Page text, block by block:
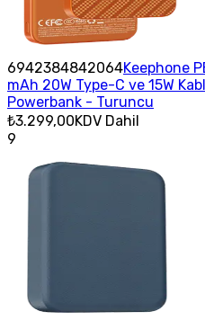
6942384842064Keephone
mAh 20W Type-C ve 15W
Powerbank - Turuncu
₺3.299,00KDV Dahil
9